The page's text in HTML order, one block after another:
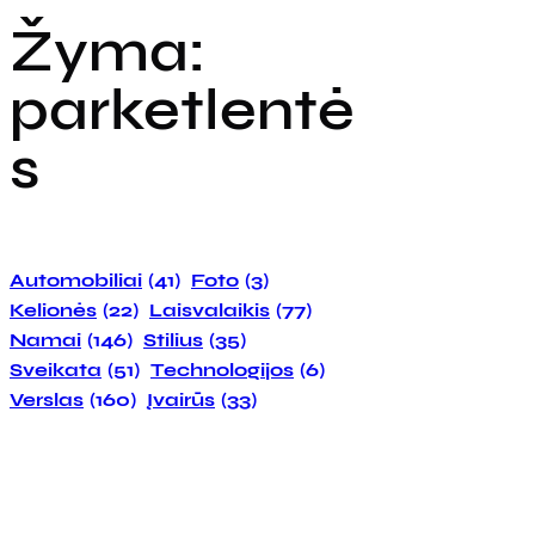
Žyma:
parketlentė
s
Automobiliai (41) Foto (3)
Kelionės (22) Laisvalaikis (77)
Namai (146) Stilius (35)
Sveikata (51) Technologijos (6)
Verslas (160) Įvairūs (33)